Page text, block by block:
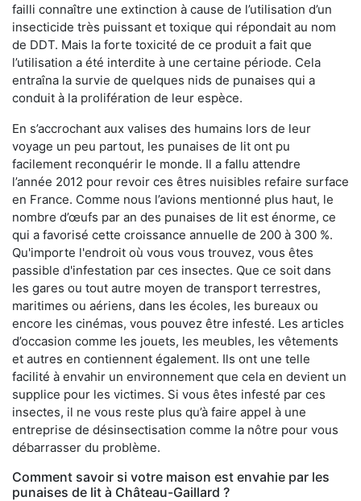
failli connaître une extinction à cause de l’utilisation d’un
insecticide très puissant et toxique qui répondait au nom
de DDT. Mais la forte toxicité de ce produit a fait que
l’utilisation a été interdite à une certaine période. Cela
entraîna la survie de quelques nids de punaises qui a
conduit à la prolifération de leur espèce.
En s’accrochant aux valises des humains lors de leur
voyage un peu partout, les punaises de lit ont pu
facilement reconquérir le monde. Il a fallu attendre
l’année 2012 pour revoir ces êtres nuisibles refaire surface
en France. Comme nous l’avions mentionné plus haut, le
nombre d’œufs par an des punaises de lit est énorme, ce
qui a favorisé cette croissance annuelle de 200 à 300 %.
Qu'importe l'endroit où vous vous trouvez, vous êtes
passible d'infestation par ces insectes. Que ce soit dans
les gares ou tout autre moyen de transport terrestres,
maritimes ou aériens, dans les écoles, les bureaux ou
encore les cinémas, vous pouvez être infesté. Les articles
d’occasion comme les jouets, les meubles, les vêtements
et autres en contiennent également. Ils ont une telle
facilité à envahir un environnement que cela en devient un
supplice pour les victimes. Si vous êtes infesté par ces
insectes, il ne vous reste plus qu’à faire appel à une
entreprise de désinsectisation comme la nôtre pour vous
débarrasser du problème.
Comment savoir si votre maison est envahie par les
punaises de lit à Château-Gaillard ?